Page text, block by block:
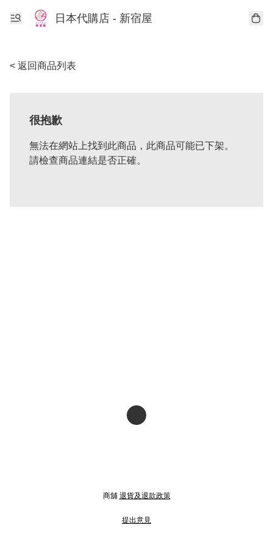
日本代購店 - 新宿屋
< 返回商品列表
很抱歉
無法在網站上找到此商品，此商品可能已下架。
請檢查商品連結是否正確。
商舖 退貨及退款政策
提出意見